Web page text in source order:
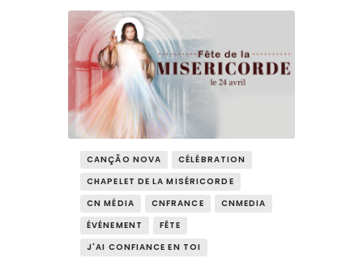
CANÇÃO NOVA
CÉLÉBRATION
CHAPELET DE LA MISÉRICORDE
CN MÉDIA
CNFRANCE
CNMEDIA
ÉVÉNEMENT
FÊTE
J'AI CONFIANCE EN TOI